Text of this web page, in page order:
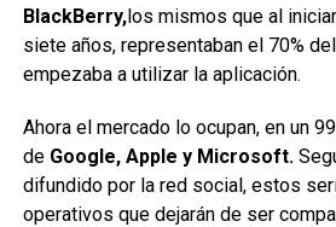
BlackBerry,los mismos que al
siete años, representaban el 70%
empezaba a utilizar la aplicación.
Ahora el mercado lo ocupan, en un
de Google, Apple y Microsoft.
difundido por la red social, estos
operativos que dejarán de ser